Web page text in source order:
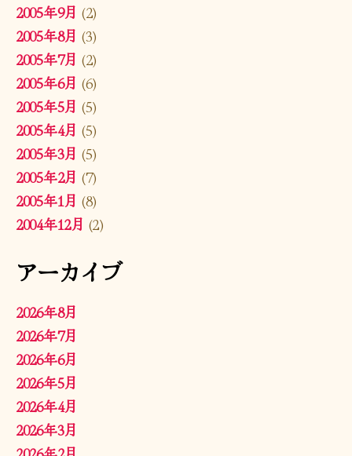
2005年9月 (2)
2005年8月 (3)
2005年7月 (2)
2005年6月 (6)
2005年5月 (5)
2005年4月 (5)
2005年3月 (5)
2005年2月 (7)
2005年1月 (8)
2004年12月 (2)
アーカイブ
2026年8月
2026年7月
2026年6月
2026年5月
2026年4月
2026年3月